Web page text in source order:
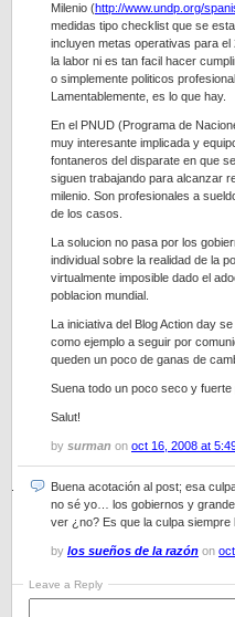
Milenio (http://www.undp.org/
medidas tipo checklist que se
incluyen metas operativas para
la labor ni es tan facil hacer
o simplemente politicos
Lamentablemente, es lo que hay.
En el PNUD (Programa de
muy interesante implicada y
fontaneros del disparate en que
siguen trabajando para alcanzar
milenio. Son profesionales a
de los casos.
La solucion no pasa por los
individual sobre la realidad de la
virtualmente imposible dado el
poblacion mundial.
La iniciativa del Blog Action day
como ejemplo a seguir por
queden un poco de ganas de
Suena todo un poco seco y fuerte
Salut!
by surman on oct 16, 2008 at
Buena acotación al post; esa
no sé yo… los gobiernos y
ver ¿no? Es que la culpa
by los sueños de la razón on
Leave a Reply